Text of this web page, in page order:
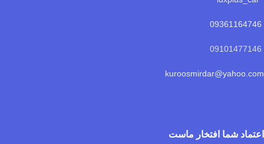
09361164746
kuroosmirdar@yahoo.com
اعتماد شما افتخار ماست